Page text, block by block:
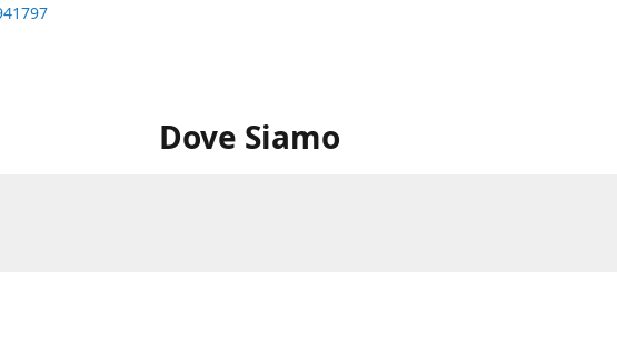
Dove Siamo